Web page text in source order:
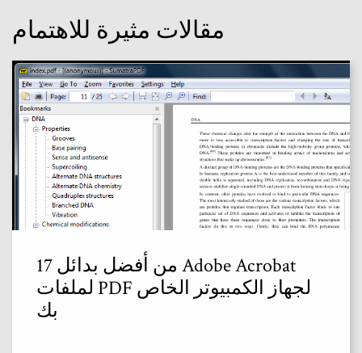
مقالات مثيرة للاهتمام
17 من أفضل بدائل Adobe Acrobat
لملفات PDF لجهاز الكمبيوتر الخاص
بك